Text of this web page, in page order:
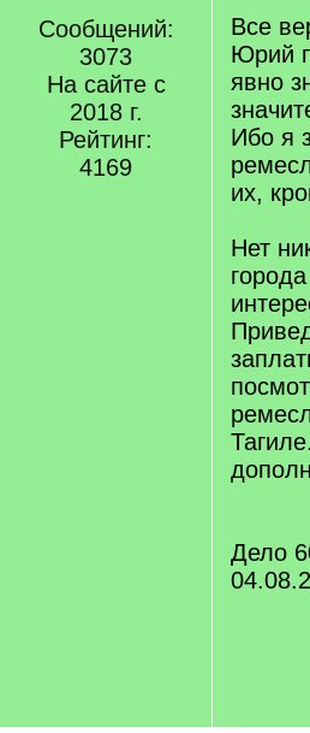
Сообщений:
3073
На сайте с
2018 г.
Рейтинг:
4169
Все
Юрий
явно
Ибо я
их,
Нет
Дело